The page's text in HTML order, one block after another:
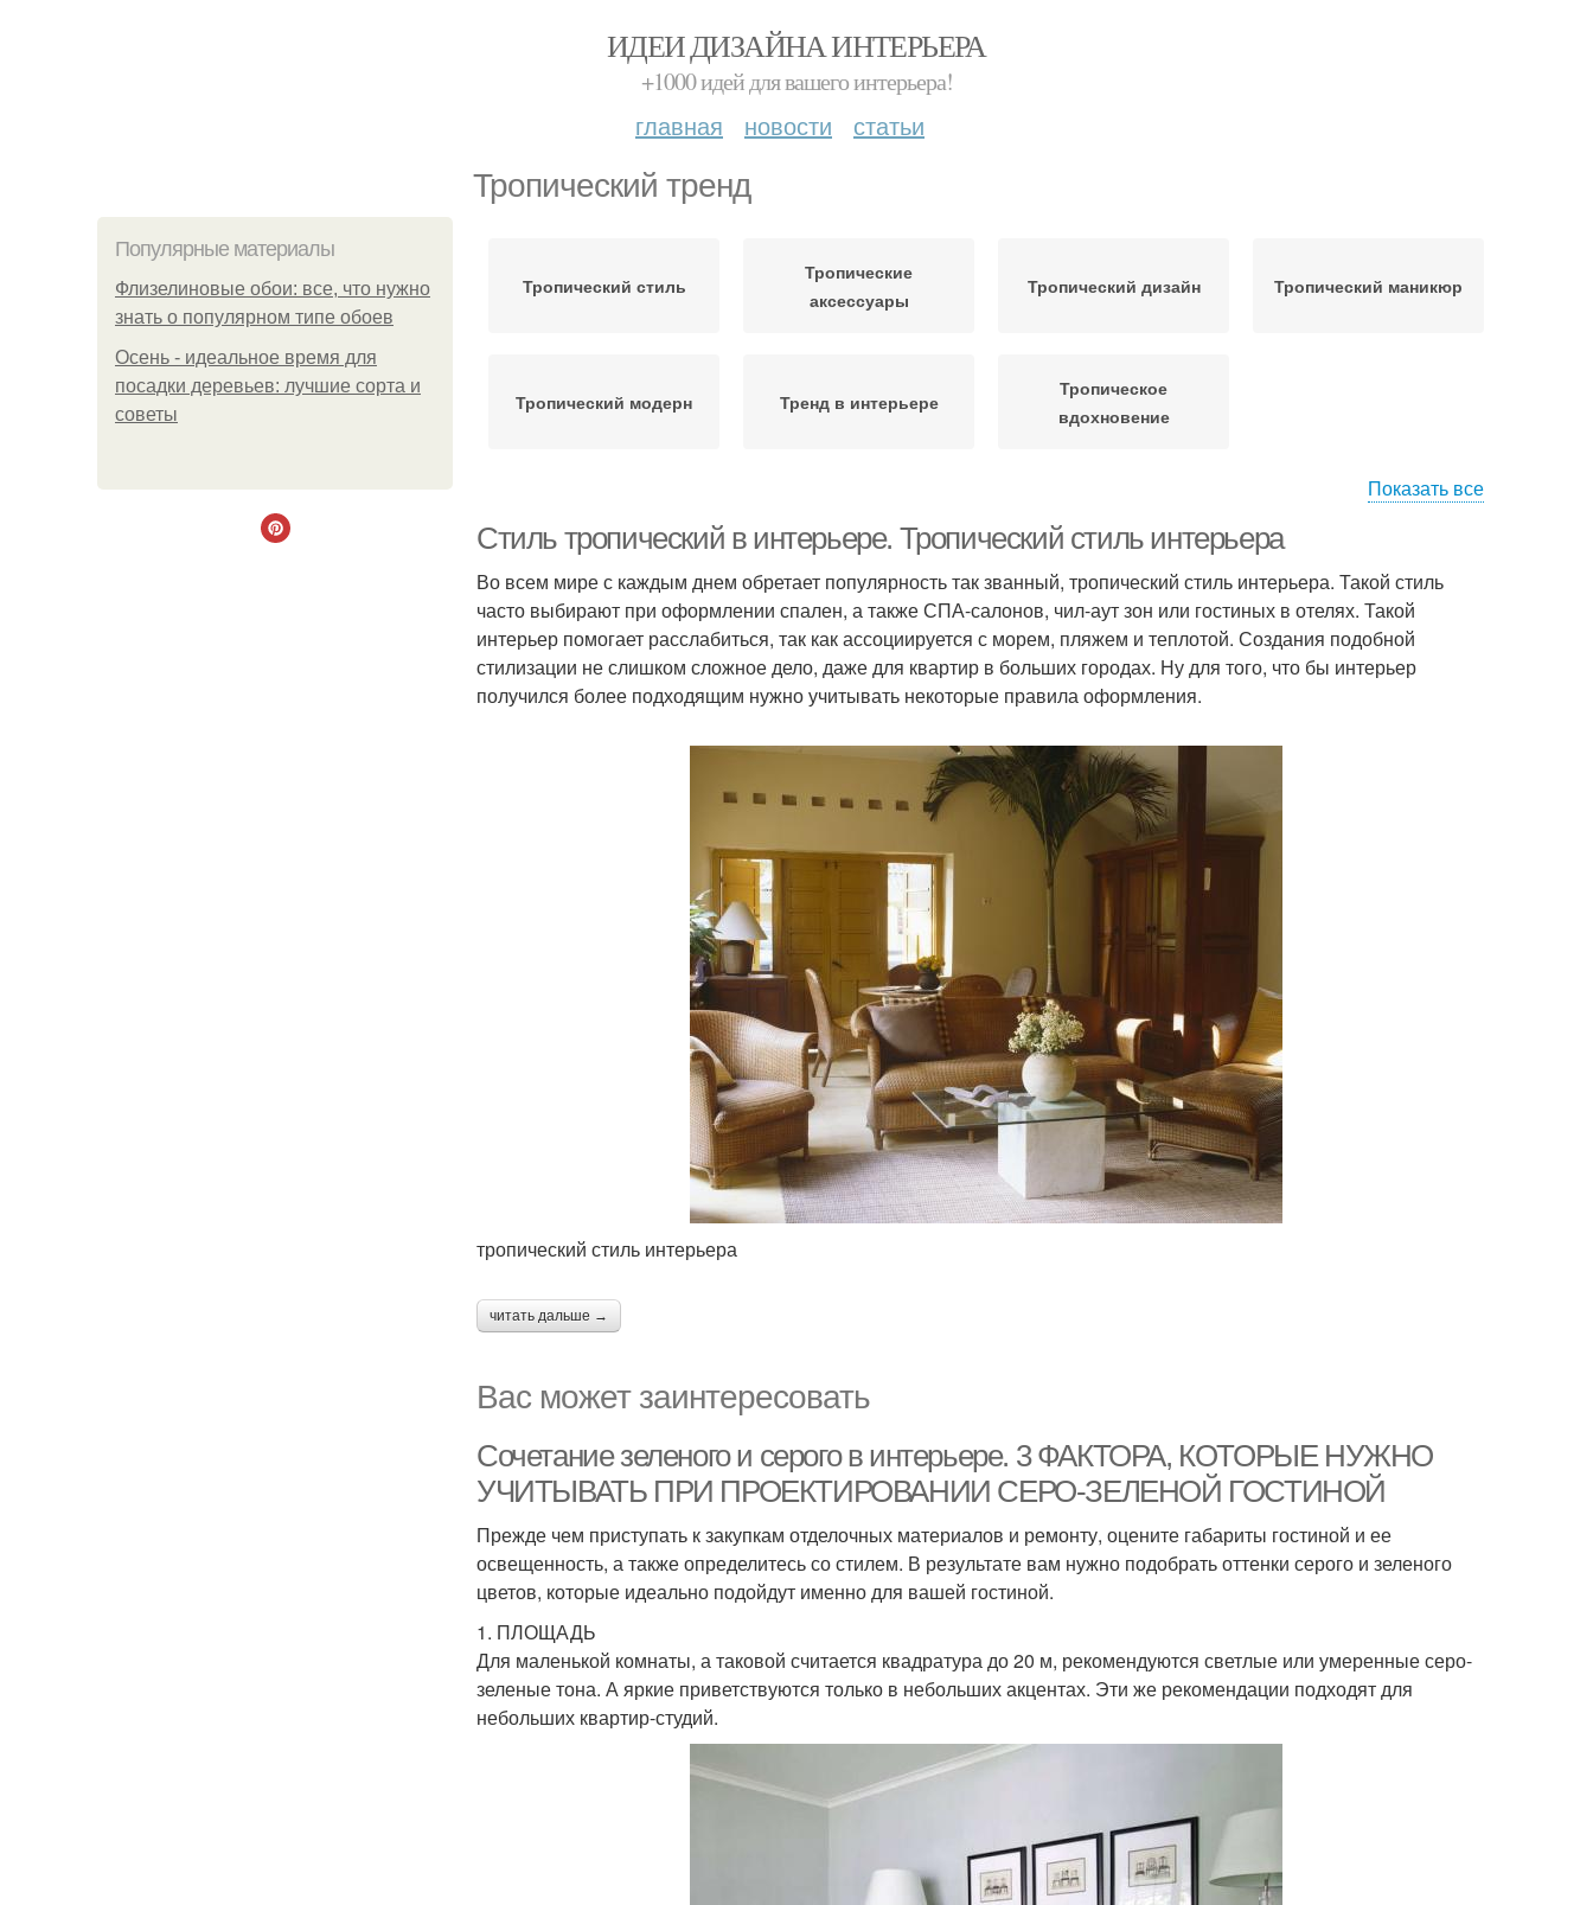
ИДЕИ ДИЗАЙНА ИНТЕРЬЕРА
+1000 идей для вашего интерьера!
главная новости статьи
Тропический тренд
Популярные материалы
Флизелиновые обои: все, что нужно
знать о популярном типе обоев
Осень - идеальное время для
посадки деревьев: лучшие сорта и
советы
Тропический стиль
Тропические
аксессуары
Тропический дизайн Тропический маникюр
Тропический модерн Тренд в интерьере
Тропическое
вдохновение
Показать все
Стиль тропический в интерьере. Тропический стиль интерьера
Во всем мире с каждым днем обретает популярность так званный, тропический стиль интерьера. Такой стиль
часто выбирают при оформлении спален, а также СПА-салонов, чил-аут зон или гостиных в отелях. Такой
интерьер помогает расслабиться, так как ассоциируется с морем, пляжем и теплотой. Создания подобной
стилизации не слишком сложное дело, даже для квартир в больших городах. Ну для того, что бы интерьер
получился более подходящим нужно учитывать некоторые правила оформления.
тропический стиль интерьера
читать дальше →
Вас может заинтересовать
Сочетание зеленого и серого в интерьере. 3 ФАКТОРА, КОТОРЫЕ НУЖНО
УЧИТЫВАТЬ ПРИ ПРОЕКТИРОВАНИИ СЕРО-ЗЕЛЕНОЙ ГОСТИНОЙ
Прежде чем приступать к закупкам отделочных материалов и ремонту, оцените габариты гостиной и ее
освещенность, а также определитесь со стилем. В результате вам нужно подобрать оттенки серого и зеленого
цветов, которые идеально подойдут именно для вашей гостиной.
1. ПЛОЩАДЬ
Для маленькой комнаты, а таковой считается квадратура до 20 м, рекомендуются светлые или умеренные серо-
зеленые тона. А яркие приветствуются только в небольших акцентах. Эти же рекомендации подходят для
небольших квартир-студий.